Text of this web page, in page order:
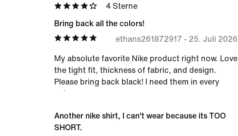
4 Sterne
Bring back all the colors!
ethans261872917 - 25. Juli 2026
My absolute favorite Nike product right now. Love
the tight fit, thickness of fabric, and design.
Please bring back black! I need them in every
color.
Another nike shirt, I can't wear because its TOO
SHORT.